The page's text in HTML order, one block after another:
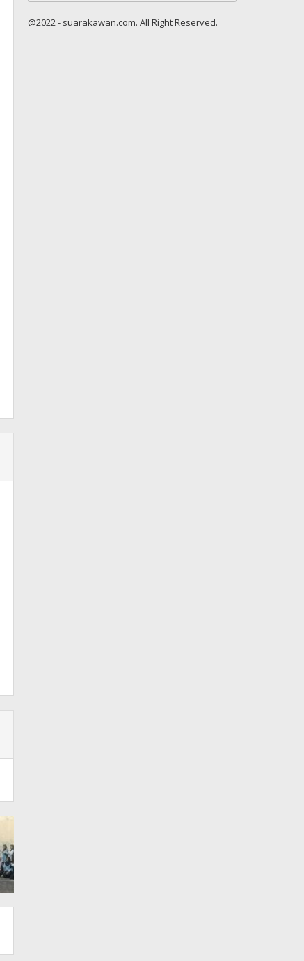
@2022 - suarakawan.com. All Right Reserved.